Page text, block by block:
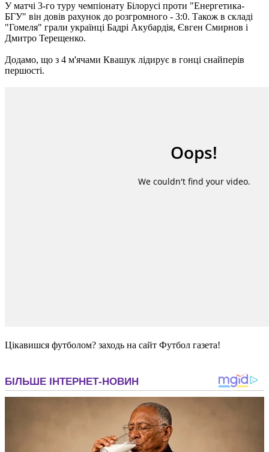
У матчі 3-го туру чемпіонату Білорусі проти "Енергетика-
БГУ" він довів рахунок до розгромного - 3:0. Також в складі
"Гомеля" грали українці Бадрі Акубардія, Євген Смирнов і
Дмитро Терещенко.
Додамо, що з 4 м'ячами Квашук лідирує в гонці снайперів
першості.
Цікавишся футболом? заходь на сайт Футбол газета!